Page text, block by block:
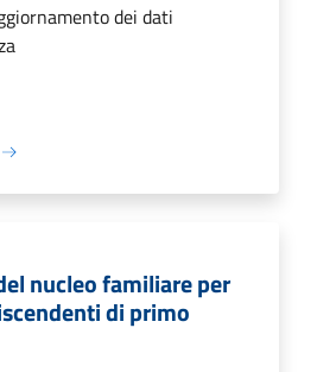
dei dati
nucleo familiare per
di primo